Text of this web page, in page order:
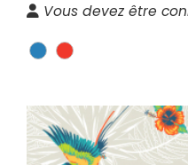
Vous devez être